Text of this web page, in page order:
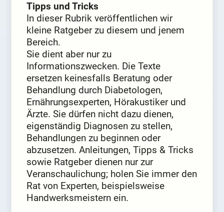
Tipps und Tricks
In dieser Rubrik veröffentlichen wir
kleine Ratgeber zu diesem und jenem
Bereich.
Sie dient aber nur zu
Informationszwecken. Die Texte
ersetzen keinesfalls Beratung oder
Behandlung durch Diabetologen,
Ernährungsexperten, Hörakustiker und
Ärzte. Sie dürfen nicht dazu dienen,
eigenständig Diagnosen zu stellen,
Behandlungen zu beginnen oder
abzusetzen. Anleitungen, Tipps & Tricks
sowie Ratgeber dienen nur zur
Veranschaulichung; holen Sie immer den
Rat von Experten, beispielsweise
Handwerksmeistern ein.